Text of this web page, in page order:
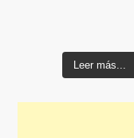
Leer más...